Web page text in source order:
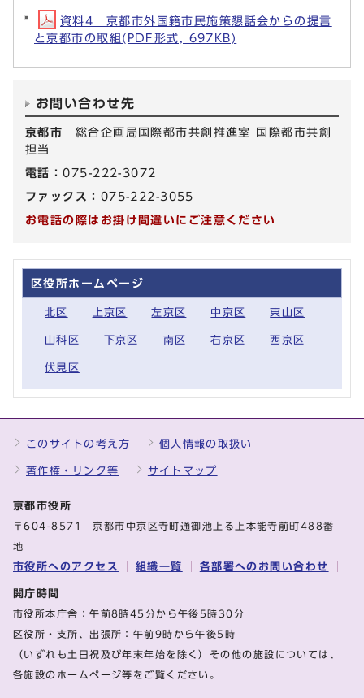
資料4 京都市外国籍市民施策懇話会からの提言
と京都市の取組(PDF形式, 697KB)
お問い合わせ先
京都市 総合企画局国際都市共創推進室 国際都市共創
担当
電話：075-222-3072
ファックス： 075-222-3055
お電話の際はお掛け間違いにご注意ください
区役所ホームページ
北区 上京区 左京区 中京区 東山区
山科区 下京区 南区 右京区 西京区
伏見区
このサイトの考え方 個人情報の取扱い
著作権・リンク等 サイトマップ
京都市役所
〒604-8571 京都市中京区寺町通御池上る上本能寺前町488番
地
市役所へのアクセス 組織一覧 各部署へのお問い合わせ
開庁時間
市役所本庁舎：午前8時45分から午後5時30分
区役所・支所、出張所：午前9時から午後5時
（いずれも土日祝及び年末年始を除く）その他の施設については、
各施設のホームページ等をご覧ください。